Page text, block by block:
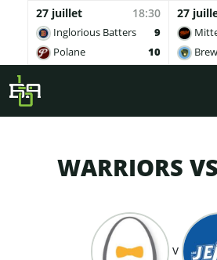
27 juillet 18:30
Inglorious Batters
9
Polane
10
27
Skip to main content
WARRIORS
v